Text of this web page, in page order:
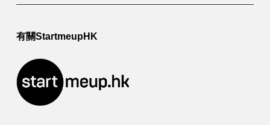
有關StartmeupHK